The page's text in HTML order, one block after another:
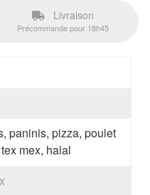
Livraison
Précommande pour 18h45
paninis, pizza, poulet
mex, halal